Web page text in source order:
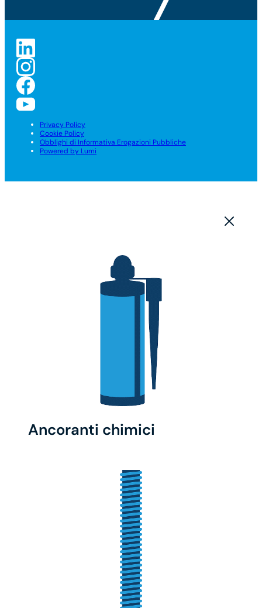
Privacy Policy
Cookie Policy
Obblighi di Informativa Erogazioni Pubbliche
Powered by Lumi
Ancoranti chimici